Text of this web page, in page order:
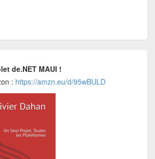
de.NET MAUI !
: https://amzn.eu/d/95wBULD